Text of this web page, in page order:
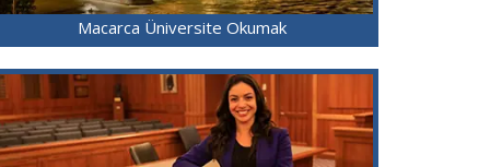
Macarca Üniversite Okumak